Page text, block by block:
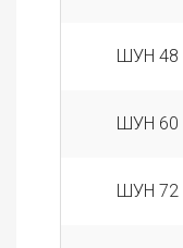
ШУН 48
ШУН 60
ШУН 72